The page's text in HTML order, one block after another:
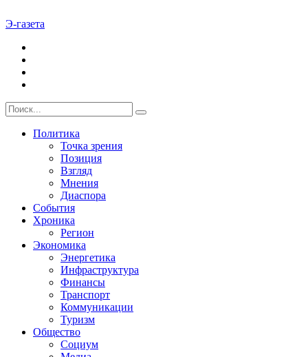
Э-газета
Политика
Точка зрения
Позиция
Взгляд
Мнения
Диаспора
События
Хроника
Регион
Экономика
Энергетика
Инфраструктура
Финансы
Транспорт
Коммуникации
Туризм
Общество
Социум